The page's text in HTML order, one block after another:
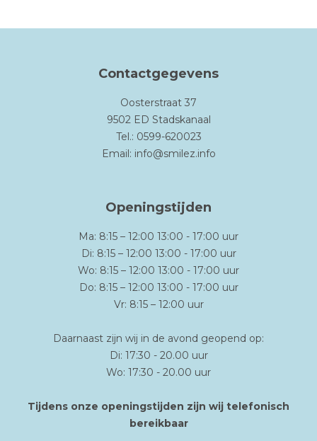
Contactgegevens
Oosterstraat 37
9502 ED Stadskanaal
Tel.: 0599-620023
Email: info@smilez.info
Openingstijden
Ma: 8:15 – 12:00 13:00 - 17:00 uur
Di: 8:15 – 12:00 13:00 - 17:00 uur
Wo: 8:15 – 12:00 13:00 - 17:00 uur
Do: 8:15 – 12:00 13:00 - 17:00 uur
Vr: 8:15 – 12:00 uur
Daarnaast zijn wij in de avond geopend op:
Di: 17:30 - 20.00 uur
Wo: 17:30 - 20.00 uur
Tijdens onze openingstijden zijn wij telefonisch
bereikbaar